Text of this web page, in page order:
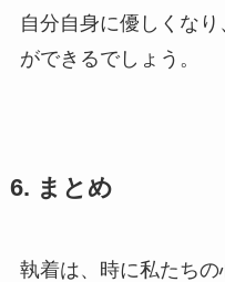
自分自身に優しくな
ができるでしょう。
6. まとめ
執着は、時に私たち